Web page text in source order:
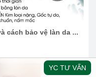
cách bảo vệ làn da ...
YC TƯ VẤN